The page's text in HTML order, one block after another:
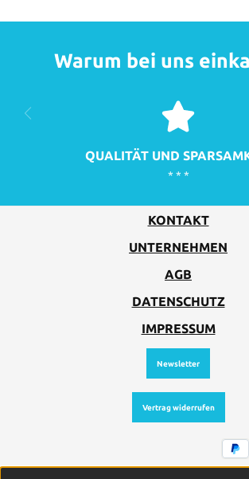
Warum bei uns
QUALITÄT UND
* * *
KONTAKT
UNTERNEHMEN
AGB
DATENSCHUTZ
IMPRESSUM
Newsletter
Vertrag widerrufen